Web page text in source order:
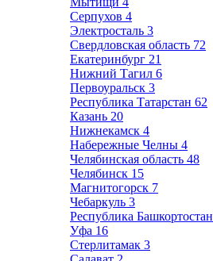
Серпухов 4
Электросталь 3
Свердловская область 72
Екатеринбург 21
Нижний Тагил 6
Первоуральск 3
Республика Татарстан 62
Казань 20
Нижнекамск 4
Набережные Челны 4
Челябинская область 48
Челябинск 15
Магнитогорск 7
Чебаркуль 3
Республика Башкортостан
Уфа 16
Стерлитамак 3